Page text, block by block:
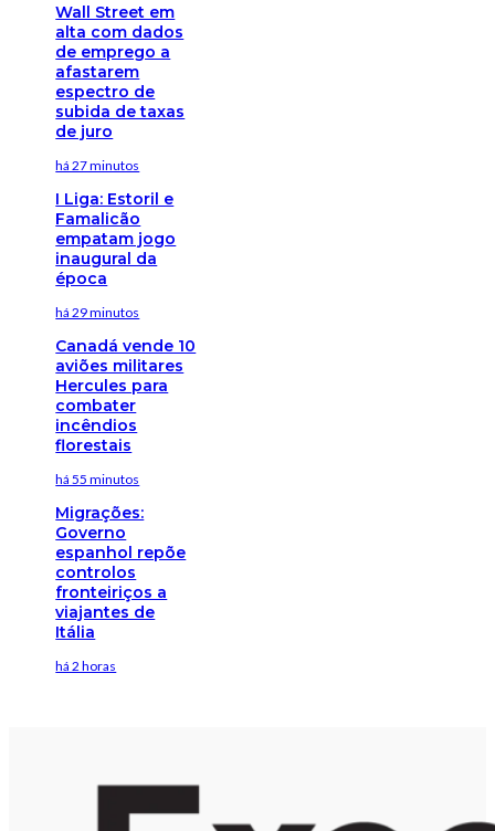
Wall Street em
alta com dados
de emprego a
afastarem
espectro de
subida de taxas
de juro
há 27 minutos
I Liga: Estoril e
Famalicão
empatam jogo
inaugural da
época
há 29 minutos
Canadá vende 10
aviões militares
Hercules para
combater
incêndios
florestais
há 55 minutos
Migrações:
Governo
espanhol repõe
controlos
fronteiriços a
viajantes de
Itália
há 2 horas